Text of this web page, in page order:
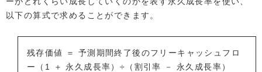
以下の算式で求めることができます。
残存価値 ＝ 予測期間終了後のフリーキャッシュフロ
ー（1 ＋ 永久成長率）÷（割引率 － 永久成長率）